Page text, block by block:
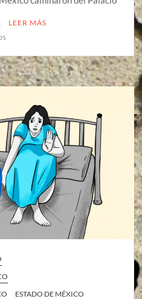
LEER MÁS
ESTADO DE MÉXICO